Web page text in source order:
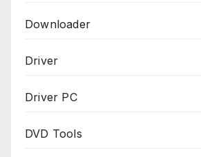
Downloader
Driver
Driver PC
DVD Tools